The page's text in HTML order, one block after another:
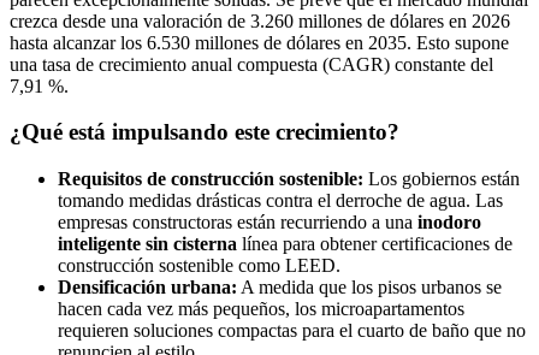
crezca desde una valoración de 3.260 millones de dólares en 2026
hasta alcanzar los 6.530 millones de dólares en 2035. Esto supone
una tasa de crecimiento anual compuesta (CAGR) constante del
7,91 %.
¿Qué está impulsando este crecimiento?
Requisitos de construcción sostenible: Los gobiernos están
tomando medidas drásticas contra el derroche de agua. Las
empresas constructoras están recurriendo a una inodoro
inteligente sin cisterna línea para obtener certificaciones de
construcción sostenible como LEED.
Densificación urbana: A medida que los pisos urbanos se
hacen cada vez más pequeños, los microapartamentos
requieren soluciones compactas para el cuarto de baño que no